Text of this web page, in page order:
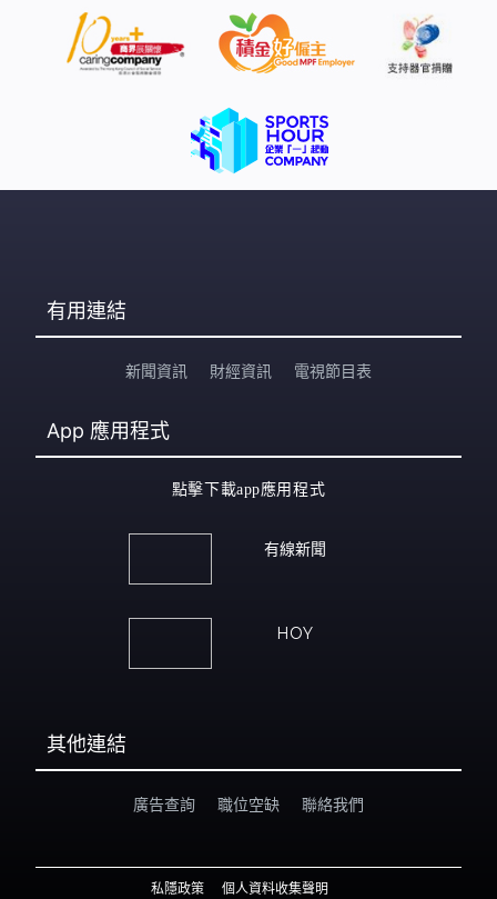
有用連結
新聞資訊 財經資訊 電視節目表
App 應用程式
點擊下載app應用程式
有線新聞
HOY
其他連結
廣告查詢 職位空缺 聯絡我們
私隱政策 個人資料收集聲明